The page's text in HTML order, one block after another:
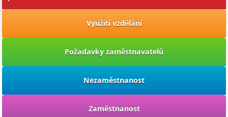
Využití vzdělání
Požadavky zaměstnavatelů
Nezaměstnanost
Zaměstnanost